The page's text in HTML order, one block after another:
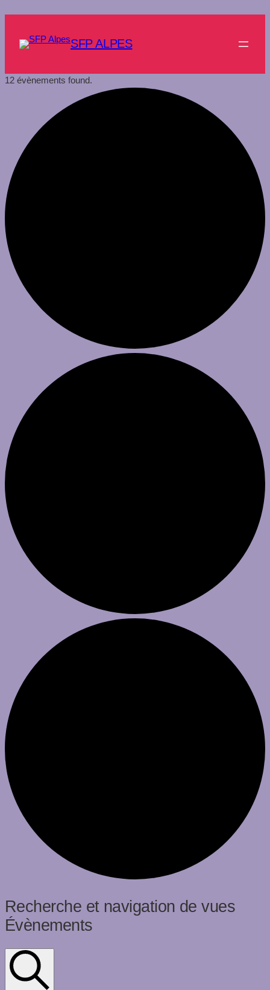
SFP ALPES
12 évènements found.
Évènements
Recherche et navigation de vues
Évènements